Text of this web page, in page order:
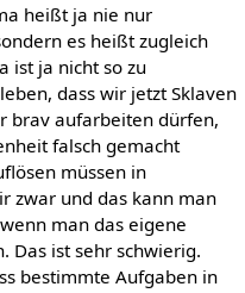
heißt ja nie nur
es heißt zugleich
ist ja nicht so zu
dass wir jetzt Sklaven
brav aufarbeiten dürfen,
falsch gemacht
müssen in
zwar und das kann man
man das eigene
Das ist sehr schwierig.
bestimmte Aufgaben in